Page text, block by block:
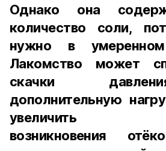
Однако она
количество соли,
нужно в умеренном
Лакомство может
скачки
дополнительную
увеличить
возникновения